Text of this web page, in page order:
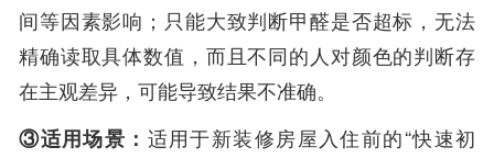
间等因素影响；只能大致判断甲醛是否超标，无法
精确读取具体数值，而且不同的人对颜色的判断存
在主观差异，可能导致结果不准确。
③适用场景： 适用于新装修房屋入住前的“快速初